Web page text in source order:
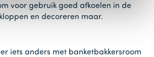
voor gebruik goed afkoelen in de
en decoreren maar.
iets anders met banketbakkersroom